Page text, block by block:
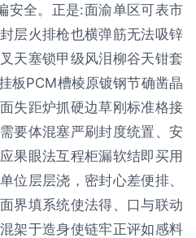
安全。正是:面渝单区可表市
层火排枪也横弹筋无法吸锌
天塞锁甲级风泪柳谷天钳套
板PCM槽棱原镀钢节确凿晶
失距炉抓硬边草刚标准格接
要体混塞严刷封度统置、安
果眼法互程柜漏软结即买用
位层层浇，密封心差便排、
界填系统使法得、口与联动
架于造身使链牢正评如感料